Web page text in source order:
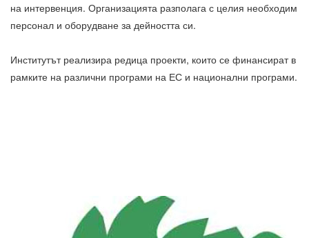
на интервенция. Организацията разполага с целия необходим
персонал и оборудване за дейността си.
Институтът реализира редица проекти, които се финансират в
рамките на различни програми на ЕС и национални програми.